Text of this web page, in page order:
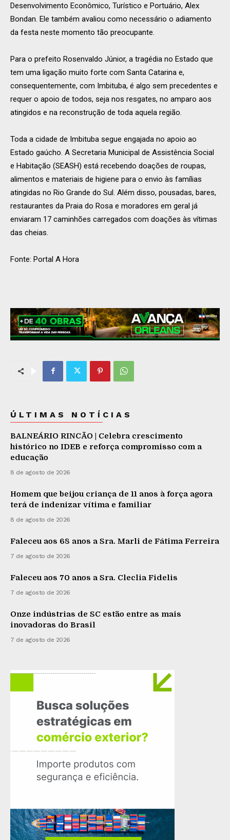
Desenvolvimento Econômico, Turístico e Portuário, Alex
Bondan. Ele também avaliou como necessário o adiamento
da festa neste momento tão preocupante.
Para o prefeito Rosenvaldo Júnior, a tragédia no Estado que
tem uma ligação muito forte com Santa Catarina e,
consequentemente, com Imbituba, é algo sem precedentes e
requer o apoio de todos, seja nos resgates, no amparo aos
atingidos e na reconstrução de toda aquela região.
Toda a cidade de Imbituba segue engajada no apoio ao
Estado gaúcho. A Secretaria Municipal de Assistência Social
e Habitação (SEASH) está recebendo doações de roupas,
alimentos e materiais de higiene para o envio às famílias
atingidas no Rio Grande do Sul. Além disso, pousadas, bares,
restaurantes da Praia do Rosa e moradores em geral já
enviaram 17 caminhões carregados com doações às vítimas
das cheias.
Fonte: Portal A Hora
ÚLTIMAS NOTÍCIAS
BALNEÁRIO RINCÃO | Celebra crescimento
histórico no IDEB e reforça compromisso com a
educação
8 de agosto de 2026
Homem que beijou criança de 11 anos à força agora
terá de indenizar vítima e familiar
8 de agosto de 2026
Faleceu aos 68 anos a Sra. Marli de Fátima Ferreira
7 de agosto de 2026
Faleceu aos 70 anos a Sra. Cleclia Fidelis
7 de agosto de 2026
Onze indústrias de SC estão entre as mais
inovadoras do Brasil
7 de agosto de 2026